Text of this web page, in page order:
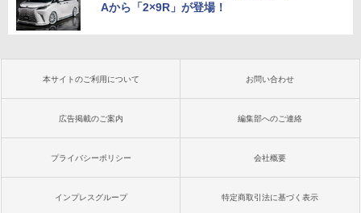
Aから「2×9R」が登場！
本サイトのご利用について お問い合わせ
広告掲載のご案内 編集部へのご連絡
プライバシーポリシー 会社概要
インプレスグループ 特定商取引法に基づく表示